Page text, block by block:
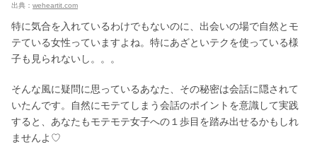
出典： weheartit.com
特に気合を入れているわけでもないのに、出会いの場で自然とモ
テている女性っていますよね。特にあざといテクを使っている様
子も見られないし。。。
そんな風に疑問に思っているあなた、その秘密は会話に隠されて
いたんです。自然にモテてしまう会話のポイントを意識して実践
すると、あなたもモテモテ女子への１歩目を踏み出せるかもしれ
ませんよ♡